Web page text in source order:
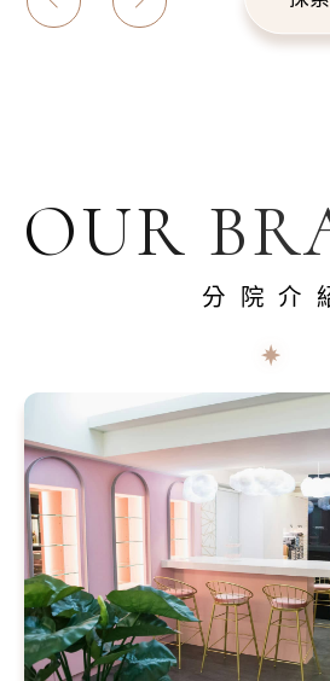
OUR
分院介